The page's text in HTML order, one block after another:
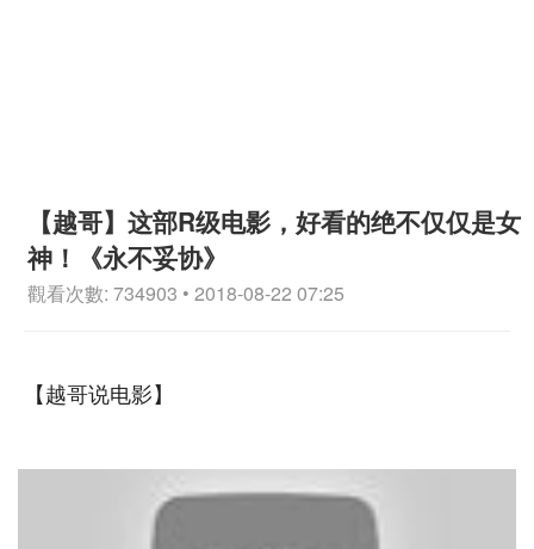
【越哥】这部R级电影，好看的绝不仅仅是女
神！《永不妥协》
觀看次數: 734903 • 2018-08-22 07:25
【越哥说电影】